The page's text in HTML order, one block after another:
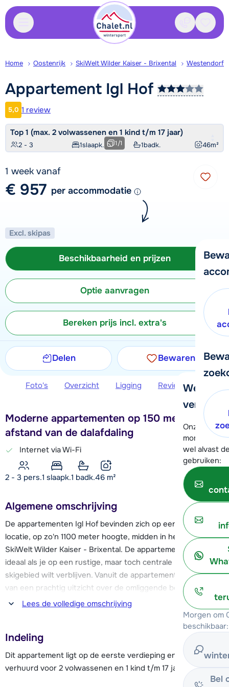
Contact
We
verder!
Onze
moment
wel alvast
gebruiken:
Morgen om
beschikbaar:
Bel
Home Oostenrijk SkiWelt Wilder Kaiser - Brixental Westendorf
Appartement Igl Hof
Klantwaardering
5,0 1 review
Top 1 (max. 2 volwassenen en 1 kind t/m 17 jaar)
2 - 3 1slaapk. 1badk. 46m²
1/1
1 week vanaf
€ 957 per accommodatie
Excl. skipas
Beschikbaarheid en prijzen
Optie aanvragen
Bereken prijs incl. extra's
Delen Bewaren
Foto's Overzicht Ligging Reviews
Moderne appartementen op 150 meter
afstand van de dalafdaling
Internet via Wi-Fi
2 - 3 pers.1 slaapk.1 badk.46 m²
Algemene omschrijving
De appartementen Igl Hof bevinden zich op een idyllische
locatie, op zo'n 1100 meter hoogte, midden in het skigebied
SkiWelt Wilder Kaiser - Brixental. De appartementen zijn
ideaal als je op een rustige, maar toch centrale locatie in het
skigebied wilt verblijven. Vanuit de appartementen geniet je
van een prachtig uitzicht over de omliggende bergtoppen en
de skilift loopt praktisch langs de appartementen. Op zo'n
150 meter afstand vanaf appartementen Igl Hof bevindt zich
de blauwe dalafdaling richting Westendorf. 's Ochtends kan
je dus als eerste de sporen over de vers geprepareerde
piste trekken richting de Choralmbahn of Rosenalmbahn.
Igl Hof bestaat uit vier appartementen geschikt voor 2 t/m 5
Lees de volledige omschrijving
Indeling
Dit appartement ligt op de eerste verdieping en wordt
verhuurd voor 2 volwassenen en 1 kind t/m 17 jaar.